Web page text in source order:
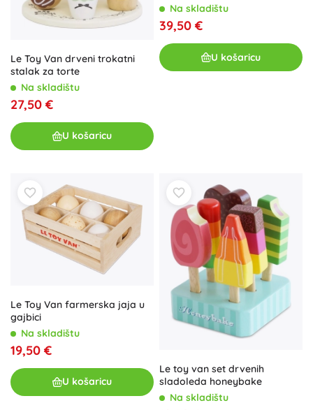
Le Toy Van drveni trokatni
stalak za torte
Na skladištu
27,50 €
U košaricu
Na skladištu
39,50 €
U košaricu
Le Toy Van farmerska jaja u
gajbici
Na skladištu
19,50 €
U košaricu
Le toy van set drvenih
sladoleda honeybake
Na skladištu